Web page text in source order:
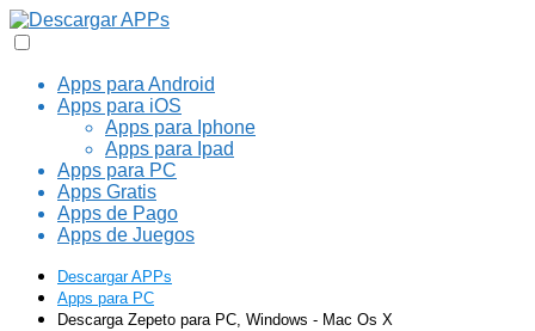
Apps para Android
Apps para iOS
Apps para Iphone
Apps para Ipad
Apps para PC
Apps Gratis
Apps de Pago
Apps de Juegos
Descargar APPs
Apps para PC
Descarga Zepeto para PC, Windows - Mac Os X